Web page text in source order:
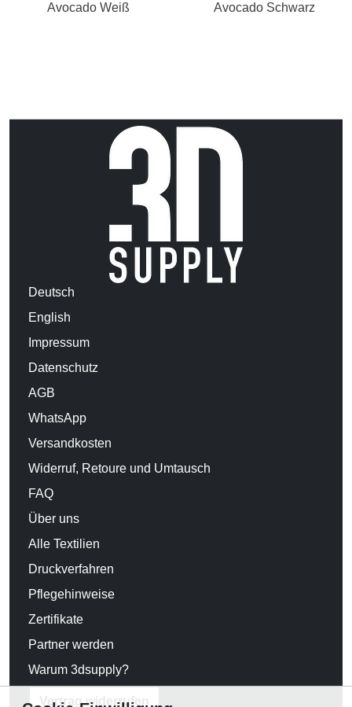
Avocado Weiß Avocado Schwarz
Deutsch
English
Impressum
Datenschutz
AGB
WhatsApp
Versandkosten
Widerruf, Retoure und Umtausch
FAQ
Über uns
Alle Textilien
Druckverfahren
Pflegehinweise
Zertifikate
Partner werden
Warum 3dsupply?
Vertrag widerrufen